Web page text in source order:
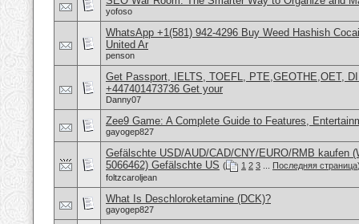
yofoso
WhatsApp +1(581) 942-4296 Buy Weed Hashish
United Ar
penson
Get Passport, IELTS, TOEFL, PTE,GEOTHE,OET,
+447401473736 Get your
Danny07
Zee9 Game: A Complete Guide to Features,
gayogep827
Gefälschte USD/AUD/CAD/CNY/EURO/RMB kaufen
5066462) Gefälschte US ( 1 2 3 Последняя страница
foltzcaroljean
What Is Deschloroketamine (DCK)?
gayogep827